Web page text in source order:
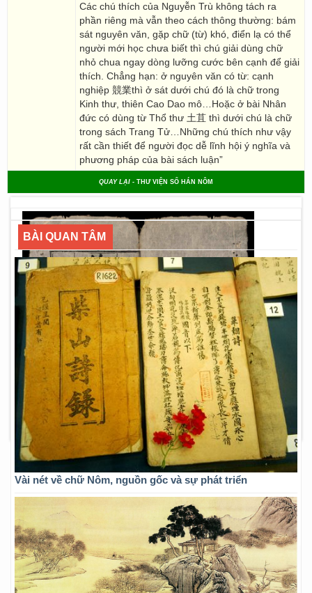
Các chú thích của Nguyễn Trù không tách ra
phần riêng mà vẫn theo cách thông thường: bám
sát nguyên văn, gặp chữ (từ) khó, điển lạ có thể
người mới học chưa biết thì chú giải dùng chữ
nhỏ chua ngay dòng lưỡng cước bên cạnh để giải
thích. Chẳng hạn: ở nguyên văn có từ: cạnh
nghiệp 競業thì ở sát dưới chú đó là chữ trong
Kinh thư, thiên Cao Dao mô…Hoặc ở bài Nhân
đức có dùng từ Thổ thư 土苴 thì dưới chú là chữ
trong sách Trang Tử…Những chú thích như vậy
rất cần thiết để người đọc dễ lĩnh hội ý nghĩa và
phương pháp của bài sách luận”
QUAY LẠI - THƯ VIỆN SỐ HÁN NÔM
BÀI QUAN TÂM
Vài nét về chữ Nôm, nguồn gốc và sự phát triển